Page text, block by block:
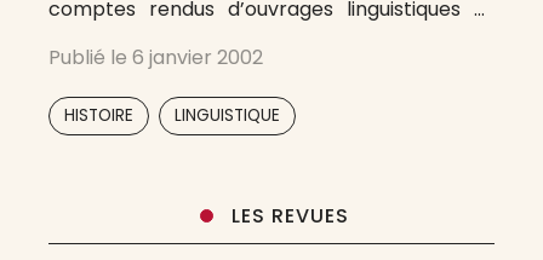
comptes rendus d’ouvrages linguistiques et
soutien financier de Forskningsrådet for Kultur
og Kommunikation (Conseil de recherche de
la culture et de la communication
Publié le 6 janvier 2002
HISTOIRE LINGUISTIQUE
LES REVUES